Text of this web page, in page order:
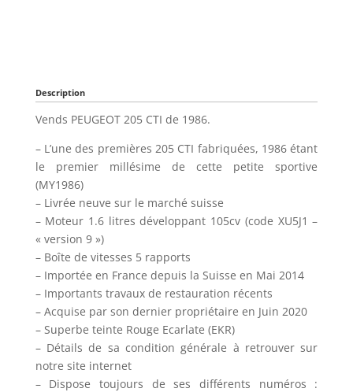
Description
Vends PEUGEOT 205 CTI de 1986.
– L’une des premières 205 CTI fabriquées, 1986 étant
le premier millésime de cette petite sportive
(MY1986)
– Livrée neuve sur le marché suisse
– Moteur 1.6 litres développant 105cv (code XU5J1 –
« version 9 »)
– Boîte de vitesses 5 rapports
– Importée en France depuis la Suisse en Mai 2014
– Importants travaux de restauration récents
– Acquise par son dernier propriétaire en Juin 2020
– Superbe teinte Rouge Ecarlate (EKR)
– Détails de sa condition générale à retrouver sur
notre site internet
– Dispose toujours de ses différents numéros :